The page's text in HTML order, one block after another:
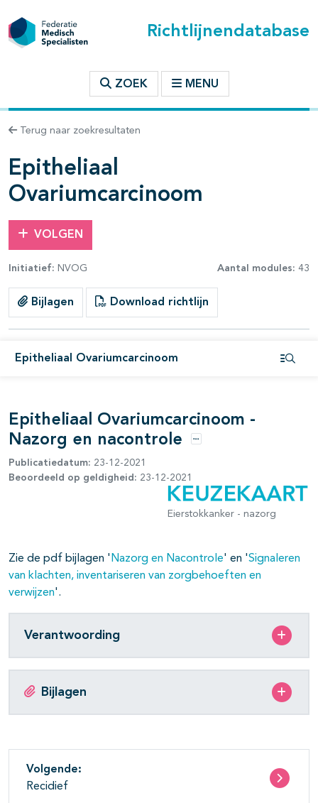
Richtlijnendatabase
ZOEK MENU
Terug naar zoekresultaten
Epitheliaal
Ovariumcarcinoom
VOLGEN
Initiatief: NVOG Aantal modules: 43
Bijlagen Download richtlijn
Epitheliaal Ovariumcarcinoom
binnen deze richtlijn
open- en dichtklappen
open- en dichtklappen
open- en dichtklappen
open- en dichtklappen
open- en dichtklappen
Epitheliaal Ovariumcarcinoom -
Nazorg en nacontrole
Opties
Publicatiedatum: 23-12-2021
Beoordeeld op geldigheid: 23-12-2021
Eierstokkanker - nazorg
Zie de pdf bijlagen 'Nazorg en Nacontrole' en 'Signaleren
van klachten, inventariseren van zorgbehoeften en
verwijzen'.
Verantwoording
Bijlagen
Volgende:
Recidief